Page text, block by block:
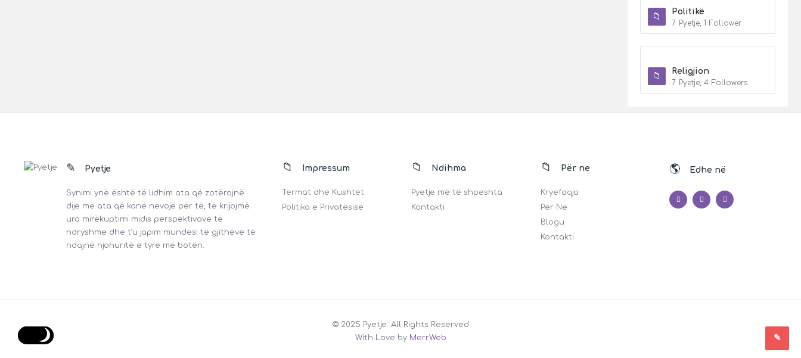
Politikë
7 Pyetje, 1 Follower
Religjion
7 Pyetje, 4 Followers
Footer Pyetje
Synimi ynë është të lidhim ata që zotërojnë
dije me ata që kanë nevojë për të, të krijojmë
ura mirëkuptimi midis perspektivave të
ndryshme dhe t’u japim mundësi të gjithëve të
ndajnë njohuritë e tyre me botën.
Impressum
Termat dhe Kushtet
Politika e Privatësisë
Ndihma
Pyetje më të shpeshta
Kontakti
Për ne
Kryefaqja
Për Ne
Blogu
Kontakti
Edhe në
© 2025 Pyetje. All Rights Reserved
With Love by MerrWeb